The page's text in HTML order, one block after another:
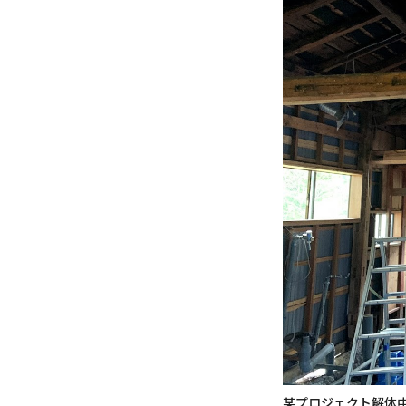
某プロジェクト解体